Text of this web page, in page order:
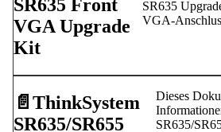
SR635 Front
VGA Upgrade
Kit
SR635
VGA-
📄️ ThinkSystem
SR635/SR655
Dieses
SR635/